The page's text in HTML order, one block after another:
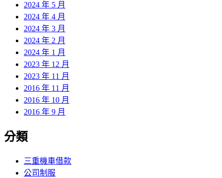
2024 年 5 月
2024 年 4 月
2024 年 3 月
2024 年 2 月
2024 年 1 月
2023 年 12 月
2023 年 11 月
2016 年 11 月
2016 年 10 月
2016 年 9 月
分類
三重機車借款
公司制服